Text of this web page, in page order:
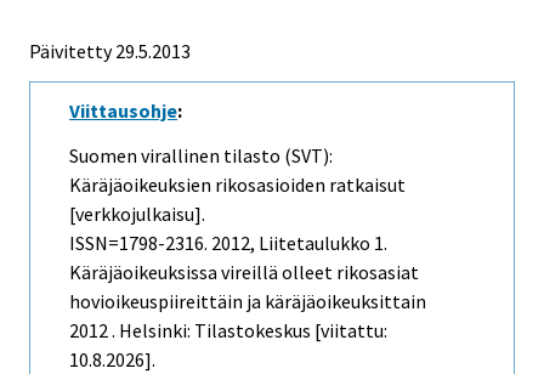
Päivitetty 29.5.2013
Viittausohje:
Suomen virallinen tilasto (SVT):
Käräjäoikeuksien rikosasioiden ratkaisut
[verkkojulkaisu].
ISSN=1798-2316. 2012, Liitetaulukko 1.
Käräjäoikeuksissa vireillä olleet rikosasiat
hovioikeuspiireittäin ja käräjäoikeuksittain
2012 . Helsinki: Tilastokeskus [viitattu:
10.8.2026].